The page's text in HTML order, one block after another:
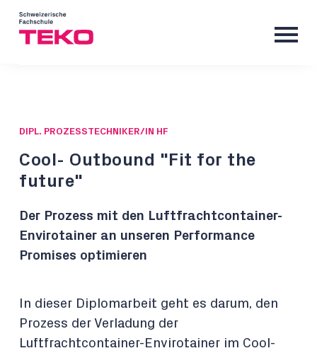
DIPL. PROZESSTECHNIKER/IN HF
Cool- Outbound "Fit for the
future"
Der Prozess mit den Luftfrachtcontainer-
Envirotainer an unseren Performance
Promises optimieren
In dieser Diplomarbeit geht es darum, den
Prozess der Verladung der
Luftfrachtcontainer-Envirotainer im Cool-